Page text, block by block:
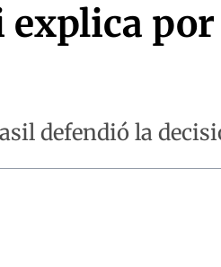
defendió la